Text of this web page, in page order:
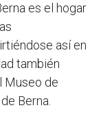
es el hogar
así en
también
Museo de
Berna.